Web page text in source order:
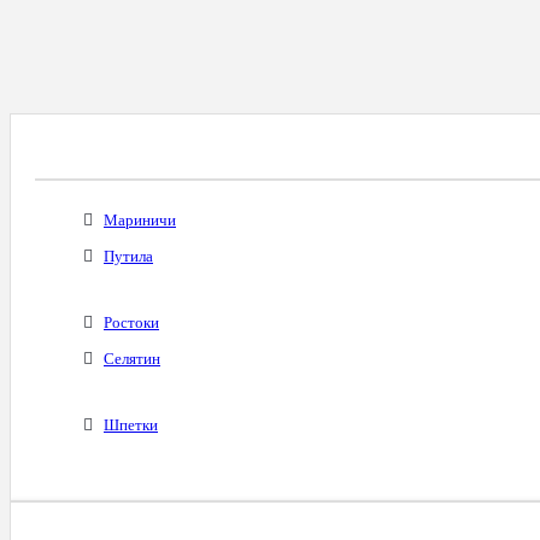
Мариничи
Путила
Ростоки
Селятин
Шпетки